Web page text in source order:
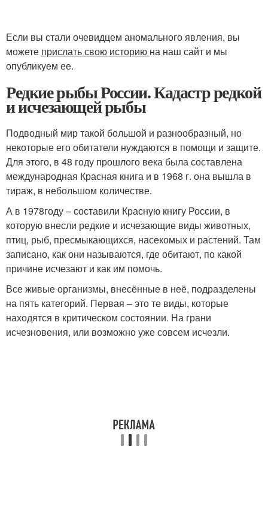
Если вы стали очевидцем аномального явления, вы
можете прислать свою историю на наш сайт и мы
опубликуем ее.
Редкие рыбы России. Кадастр редкой
и исчезающей рыбы
Подводный мир такой большой и разнообразный, но
некоторые его обитатели нуждаются в помощи и защите.
Для этого, в 48 году прошлого века была составлена
международная Красная книга и в 1968 г. она вышла в
тираж, в небольшом количестве.
А в 1978году – составили Красную книгу России, в
которую внесли редкие и исчезающие виды животных,
птиц, рыб, пресмыкающихся, насекомых и растений. Там
записано, как они называются, где обитают, по какой
причине исчезают и как им помочь.
Все живые организмы, внесённые в неё, подразделены
на пять категорий. Первая – это те виды, которые
находятся в критическом состоянии. На грани
исчезновения, или возможно уже совсем исчезли.